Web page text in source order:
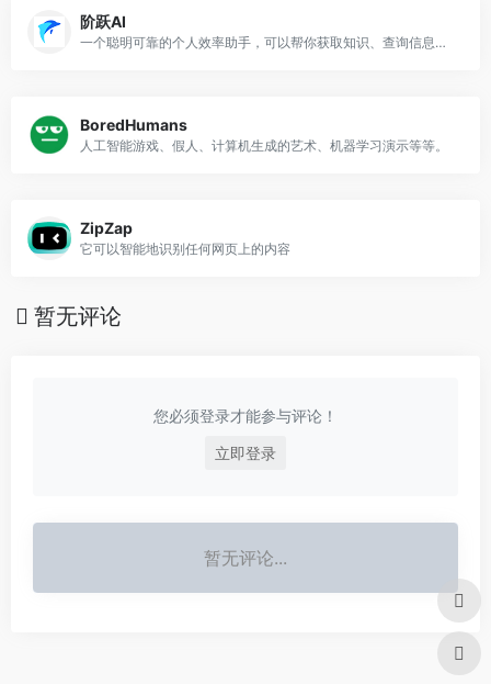
阶跃AI
一个聪明可靠的个人效率助手，可以帮你获取知识、查询信息、学习语言、创意写作、编写代码
BoredHumans
人工智能游戏、假人、计算机生成的艺术、机器学习演示等等。
ZipZap
它可以智能地识别任何网页上的内容
暂无评论
您必须登录才能参与评论！
立即登录
暂无评论...